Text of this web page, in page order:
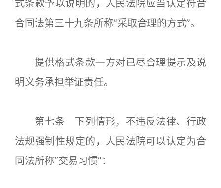
式条款予以说明的，人民法院应当认定符合
合同法第三十九条所称“采取合理的方式”。
提供格式条款一方对已尽合理提示及说
明义务承担举证责任。
第七条 下列情形，不违反法律、行政
法规强制性规定的，人民法院可以认定为合
同法所称“交易习惯”：